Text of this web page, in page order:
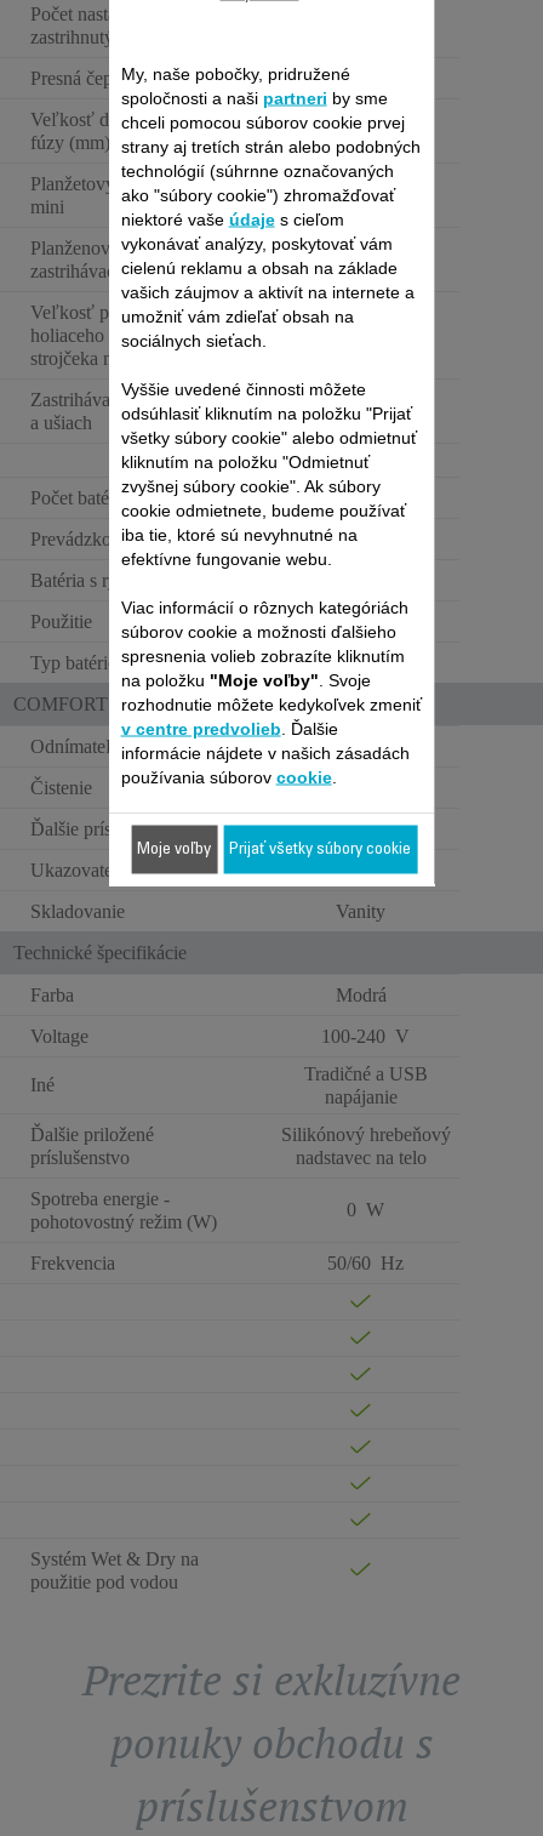
Počet nastavení dĺžky
zastrihnutých fúzov
Presná čepeľ na fúzy
Veľkosť detailnej čepele na
fúzy (mm)
7 mm
Planžetový holiaci strojček
mini
Planženový holiaci a
zastrihávací strojček na telo
Veľkosť planžetového
holiaceho a zastrihávacieho
strojčeka na telo
Zastrihávač chĺpkov v nose
a ušiach
2
Počet batérií
1
Prevádzková doba
120min
Batéria s rýchlym dobitím
Použitie
Cordless use
Typ batérie
Lithium ion
COMFORT OF USE
Odnímateľná holiaca hlava
Čistenie
Plne umývateľné
Ďalšie príslušenstvo
Oljenička + kefka
Ukazovateľ nabíjania
LCD
Skladovanie
Vanity
Technické špecifikácie
Farba
Modrá
Voltage
100-240 V
Iné
Tradičné a USB
napájanie
Ďalšie priložené
príslušenstvo
Silikónový hrebeňový
nadstavec na telo
Spotreba energie -
pohotovostný režim (W)
0 W
Frekvencia 50/60 Hz
Systém Wet & Dry na
použitie pod vodou
Prezrite si exkluzívne
ponuky obchodu s
príslušenstvom
My, naše pobočky, pridružené
spoločnosti a naši partneri by sme
chceli pomocou súborov cookie prvej
strany aj tretích strán alebo podobných
technológií (súhrnne označovaných
ako "súbory cookie") zhromažďovať
niektoré vaše údajes cieľom
vykonávať analýzy, poskytovať vám
cielenú reklamu a obsah na základe
vašich záujmov a aktivít na internete a
umožniť vám zdieľať obsah na
sociálnych sieťach.
Vyššie uvedené činnosti môžete
odsúhlasiť kliknutím na položku "Prijať
všetky súbory cookie" alebo odmietnuť
kliknutím na položku "Odmietnuť
zvyšnej súbory cookie". Ak súbory
cookie odmietnete, budeme používať
iba tie, ktoré sú nevyhnutné na
efektívne fungovanie webu.
Viac informácií o rôznych kategóriách
súborov cookie a možnosti ďalšieho
spresnenia volieb zobrazíte kliknutím
na položku "Moje voľby" . Svoje
rozhodnutie môžete kedykoľvek zmeniť
v centre predvolieb . Ďalšie
informácie nájdete v našich zásadách
používania súborov cookie.
Moje voľby Prijať všetky súbory cookie